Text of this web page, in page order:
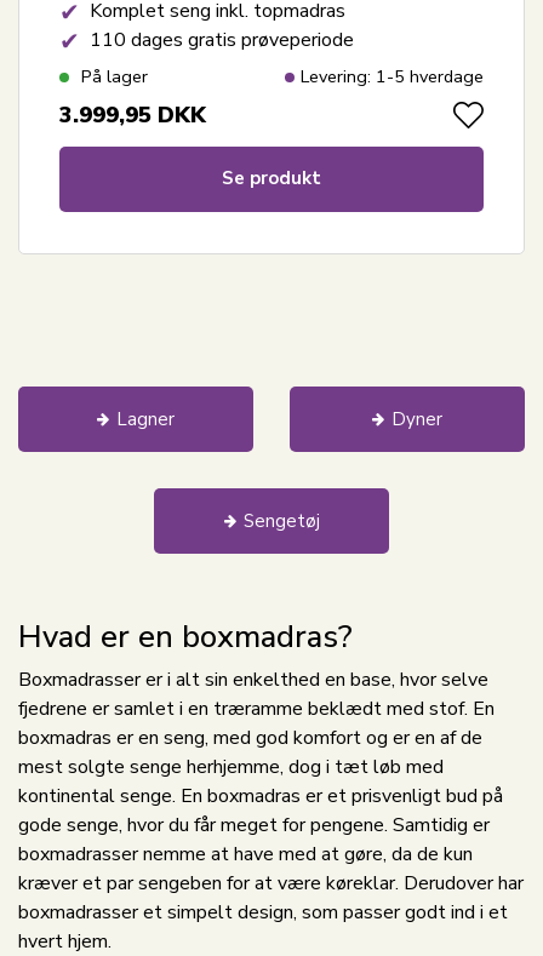
På lager Levering: 1-5 hverdage
Komplet seng inkl. topmadras
110 dages gratis prøveperiode
3.999,95 DKK
Se produkt
Lagner Dyner
Sengetøj
Hvad er en boxmadras?
Boxmadrasser er i alt sin enkelthed en base, hvor selve
fjedrene er samlet i en træramme beklædt med stof. En
boxmadras er en seng, med god komfort og er en af de
mest solgte senge herhjemme, dog i tæt løb med
kontinental senge. En boxmadras er et prisvenligt bud på
gode senge, hvor du får meget for pengene. Samtidig er
boxmadrasser nemme at have med at gøre, da de kun
kræver et par sengeben for at være køreklar. Derudover har
boxmadrasser et simpelt design, som passer godt ind i et
hvert hjem.